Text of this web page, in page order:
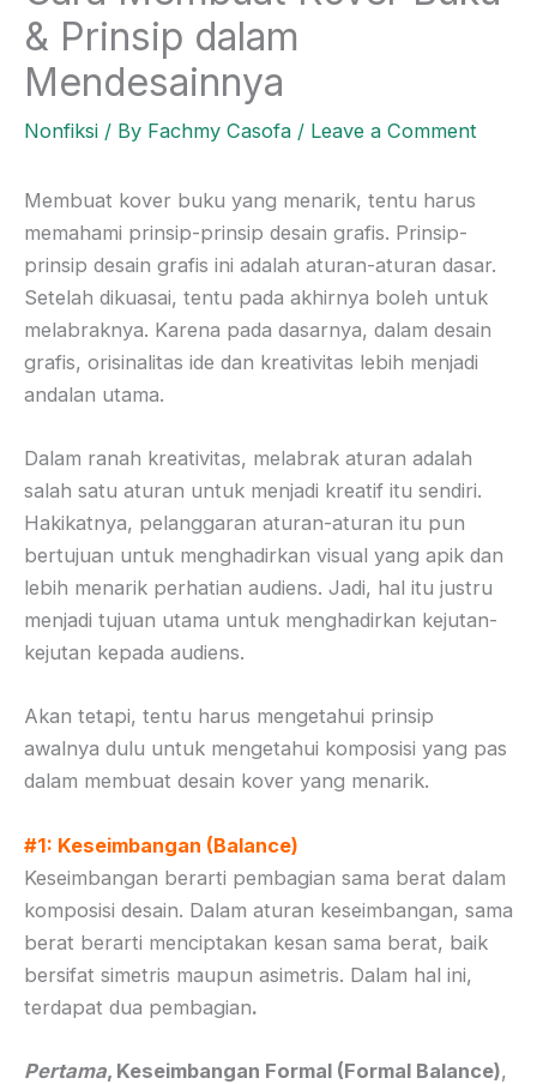
& Prinsip dalam
Mendesainnya
Nonfiksi / By Fachmy Casofa / Leave a Comment
Membuat kover buku yang menarik, tentu harus
memahami prinsip-prinsip desain grafis. Prinsip-
prinsip desain grafis ini adalah aturan-aturan dasar.
Setelah dikuasai, tentu pada akhirnya boleh untuk
melabraknya. Karena pada dasarnya, dalam desain
grafis, orisinalitas ide dan kreativitas lebih menjadi
andalan utama.
Dalam ranah kreativitas, melabrak aturan adalah
salah satu aturan untuk menjadi kreatif itu sendiri.
Hakikatnya, pelanggaran aturan-aturan itu pun
bertujuan untuk menghadirkan visual yang apik dan
lebih menarik perhatian audiens. Jadi, hal itu justru
menjadi tujuan utama untuk menghadirkan kejutan-
kejutan kepada audiens.
Akan tetapi, tentu harus mengetahui prinsip
awalnya dulu untuk mengetahui komposisi yang pas
dalam membuat desain kover yang menarik.
#1: Keseimbangan (Balance)
Keseimbangan berarti pembagian sama berat dalam
komposisi desain. Dalam aturan keseimbangan, sama
berat berarti menciptakan kesan sama berat, baik
bersifat simetris maupun asimetris. Dalam hal ini,
terdapat dua pembagian.
Pertama, Keseimbangan Formal (Formal Balance),